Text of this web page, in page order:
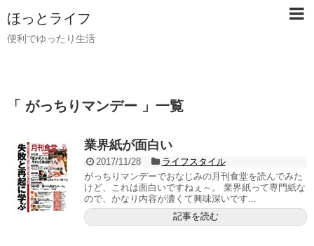
ほっとライフ
便利でゆったり生活
「 がっちりマンデー 」一覧
業界紙が面白い
2017/11/28
ライフスタイル
がっちりマンデーでおなじみの月刊食堂を読んでみた
けど、これは面白いですねぇ～。 業界紙って専門紙な
ので、かなり内容が濃くて興味深いです...
記事を読む